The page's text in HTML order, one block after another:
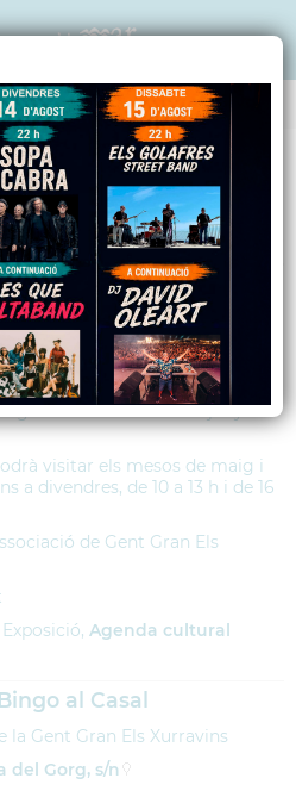
següents
Madelman
la Gent Gran Els Xurravins
del Gorg, s/n
de2026fins al30 dejuny de
visitar els mesos de maig i
a divendres, de 10 a 13 h i de 16
de Gent Gran Els
Exposició, Agenda cultural
al Casal
la Gent Gran Els Xurravins
del Gorg, s/n